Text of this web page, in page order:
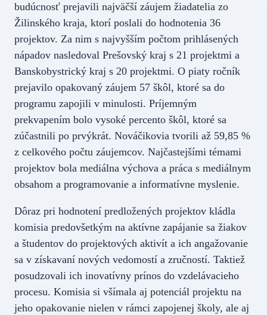
budúcnosť prejavili najväčší záujem žiadatelia zo
Žilinského kraja, ktorí poslali do hodnotenia 36
projektov. Za nim s najvyšším počtom prihlásených
nápadov nasledoval Prešovský kraj s 21 projektmi a
Banskobystrický kraj s 20 projektmi. O piaty ročník
prejavilo opakovaný záujem 57 škôl, ktoré sa do
programu zapojili v minulosti. Príjemným
prekvapením bolo vysoké percento škôl, ktoré sa
zúčastnili po prvýkrát. Nováčikovia tvorili až 59,85 %
z celkového počtu záujemcov. Najčastejšími témami
projektov bola mediálna výchova a práca s mediálnym
obsahom a programovanie a informatívne myslenie.
Dôraz pri hodnotení predložených projektov kládla
komisia predovšetkým na aktívne zapájanie sa žiakov
a študentov do projektových aktivít a ich angažovanie
sa v získavaní nových vedomostí a zručností. Taktiež
posudzovali ich inovatívny prínos do vzdelávacieho
procesu. Komisia si všímala aj potenciál projektu na
jeho opakovanie nielen v rámci zapojenej školy, ale aj